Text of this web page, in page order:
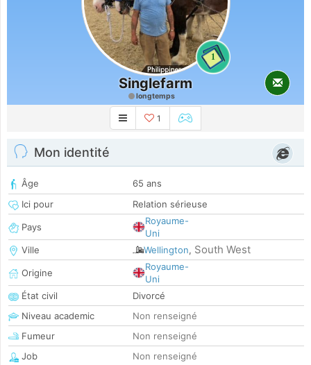
1
Singlefarm
longtemps
1
Mon identité
Âge
65 ans
Ici pour
Relation sérieuse
Pays
Royaume-
Uni
Ville
Wellington, South West
Origine
Royaume-
Uni
État civil
Divorcé
Niveau academic
Non renseigné
Fumeur
Non renseigné
Job
Non renseigné